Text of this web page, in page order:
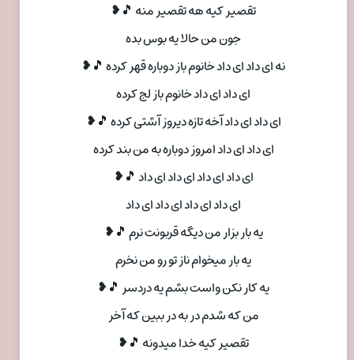
تقصیر کیه هه تقصیر منه 🎵❥
جون من حالا یه بوس بده
نه ای داد ای داد خانوم باز دوباره قهر کرده 🎵❥
ای داد ای داد خانوم باز لج کرده
ای داد ای داد آخه تازه دیروز آشتی کرده 🎵❥
ای داد ای داد امروز دوباره به من بند کرده
ای داد ای داد ای داد ای داد 🎵❥
ای داد ای داد ای داد ای داد
یه بار بزار من دیگه قربونت نرم 🎵❥
یه بار میخوام ناز تو رو من نخرم
یه کار نکن واست بشم یه دردسر 🎵❥
من که شدم در به در ببین که آخر
تقصیر کیه خدا میدونه 🎵❥